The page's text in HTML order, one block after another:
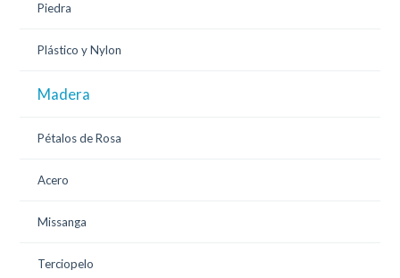
Piedra
Plástico y Nylon
Madera
Pétalos de Rosa
Acero
Missanga
Terciopelo